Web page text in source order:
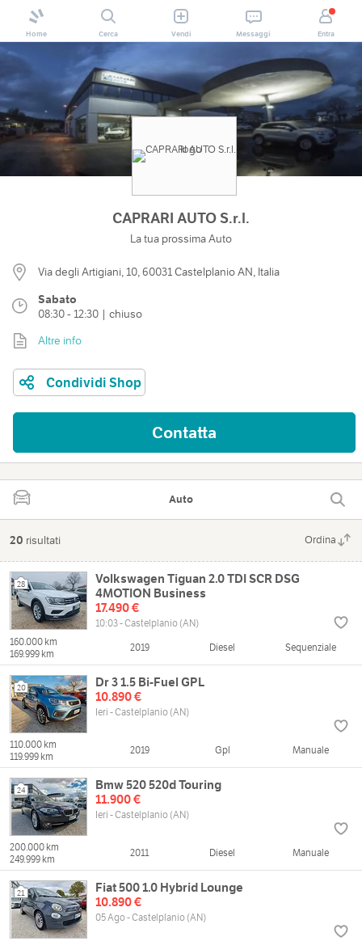
Home Cerca Vendi Messaggi Entra
CAPRARI AUTO S.r.l.
La tua prossima Auto
Via degli Artigiani, 10, 60031 Castelplanio AN, Italia
Sabato
08:30 - 12:30 | chiuso
Altre info
Condividi Shop
Contatta
Auto
20 risultati Ordina
28
Volkswagen Tiguan 2.0 TDI SCR DSG
4MOTION Business
17.490 €
10:03 - Castelplanio (AN)
160.000 km
169.999 km
2019 Diesel Sequenziale
20
Dr 3 1.5 Bi-Fuel GPL
10.890 €
Ieri - Castelplanio (AN)
110.000 km
119.999 km
2019 Gpl Manuale
24
Bmw 520 520d Touring
11.900 €
Ieri - Castelplanio (AN)
200.000 km
249.999 km
2011 Diesel Manuale
21
Fiat 500 1.0 Hybrid Lounge
10.890 €
05 Ago - Castelplanio (AN)